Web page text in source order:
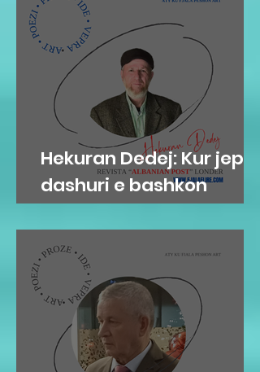
Hekuran Dedej: Kur jep
dashuri e bashkon
njerëzit